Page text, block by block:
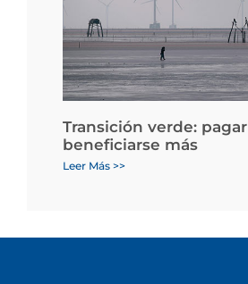
Transición verde:
beneficiarse más
Leer Más >>